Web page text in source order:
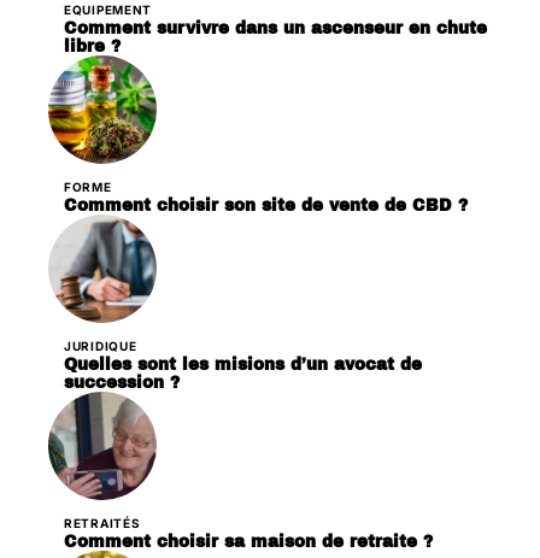
EQUIPEMENT
Comment survivre dans un ascenseur en chute
libre ?
FORME
Comment choisir son site de vente de CBD ?
JURIDIQUE
Quelles sont les misions d’un avocat de
succession ?
RETRAITÉS
Comment choisir sa maison de retraite ?